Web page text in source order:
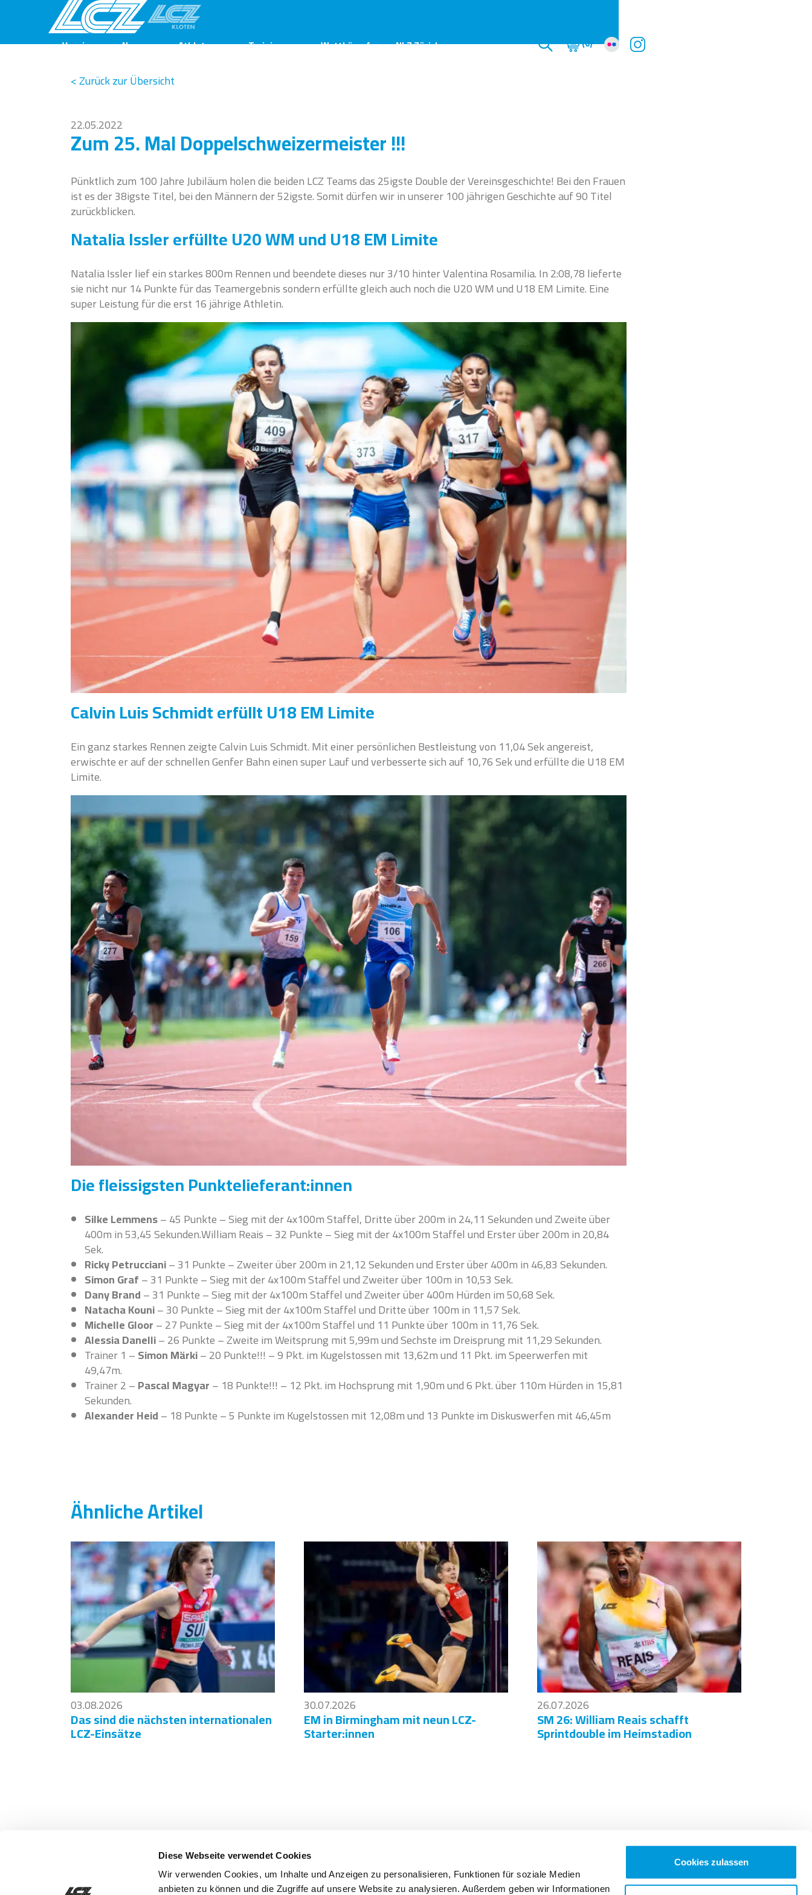
Diese Webseite verwendet Cookies
Wir verwenden Cookies, um Inhalte und Anzeigen zu personalisieren, Funktionen für soziale Medien
anbieten zu können und die Zugriffe auf unsere Website zu analysieren. Außerdem geben wir Informationen
Cookies zulassen
Verein News Athleten Trainings Wettkämpfe NLZ Zürich (0)
< Zurück zur Übersicht
22.05.2022
Zum 25. Mal Doppelschweizermeister !!!
Pünktlich zum 100 Jahre Jubiläum holen die beiden LCZ Teams das 25igste Double der Vereinsgeschichte! Bei den Frauen
ist es der 38igste Titel, bei den Männern der 52igste. Somit dürfen wir in unserer 100 jährigen Geschichte auf 90 Titel
zurückblicken.
Natalia Issler erfüllte U20 WM und U18 EM Limite
Natalia Issler lief ein starkes 800m Rennen und beendete dieses nur 3/10 hinter Valentina Rosamilia. In 2:08,78 lieferte
sie nicht nur 14 Punkte für das Teamergebnis sondern erfüllte gleich auch noch die U20 WM und U18 EM Limite. Eine
super Leistung für die erst 16 jährige Athletin.
Calvin Luis Schmidt erfüllt U18 EM Limite
Ein ganz starkes Rennen zeigte Calvin Luis Schmidt. Mit einer persönlichen Bestleistung von 11,04 Sek angereist,
erwischte er auf der schnellen Genfer Bahn einen super Lauf und verbesserte sich auf 10,76 Sek und erfüllte die U18 EM
Limite.
Die fleissigsten Punktelieferant:innen
Silke Lemmens– 45 Punkte – Sieg mit der 4x100m Staffel, Dritte über 200m in 24,11 Sekunden und Zweite über
400m in 53,45 Sekunden.William Reais – 32 Punkte – Sieg mit der 4x100m Staffel und Erster über 200m in 20,84
Sek.
Ricky Petrucciani– 31 Punkte – Zweiter über 200m in 21,12 Sekunden und Erster über 400m in 46,83 Sekunden.
Simon Graf– 31 Punkte – Sieg mit der 4x100m Staffel und Zweiter über 100m in 10,53 Sek.
Dany Brand– 31 Punkte – Sieg mit der 4x100m Staffel und Zweiter über 400m Hürden im 50,68 Sek.
Natacha Kouni– 30 Punkte – Sieg mit der 4x100m Staffel und Dritte über 100m in 11,57 Sek.
Michelle Gloor– 27 Punkte – Sieg mit der 4x100m Staffel und 11 Punkte über 100m in 11,76 Sek.
Alessia Danelli– 26 Punkte – Zweite im Weitsprung mit 5,99m und Sechste im Dreisprung mit 11,29 Sekunden.
Trainer 1 –Simon Märki– 20 Punkte!!! – 9 Pkt. im Kugelstossen mit 13,62m und 11 Pkt. im Speerwerfen mit
49,47m.
Trainer 2 –Pascal Magyar– 18 Punkte!!! – 12 Pkt. im Hochsprung mit 1,90m und 6 Pkt. über 110m Hürden in 15,81
Sekunden.
Alexander Heid– 18 Punkte – 5 Punkte im Kugelstossen mit 12,08m und 13 Punkte im Diskuswerfen mit 46,45m
Ähnliche Artikel
03.08.2026
Das sind die nächsten internationalen
LCZ-Einsätze
30.07.2026
EM in Birmingham mit neun LCZ-
Starter:innen
26.07.2026
SM 26: William Reais schafft
Sprintdouble im Heimstadion
Ausrüster Hauptsponsor